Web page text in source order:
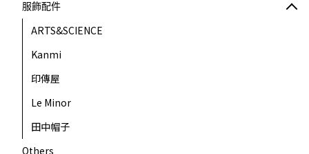
服飾配件
ARTS&SCIENCE
Kanmi
印傳屋
Le Minor
田中帽子
Others